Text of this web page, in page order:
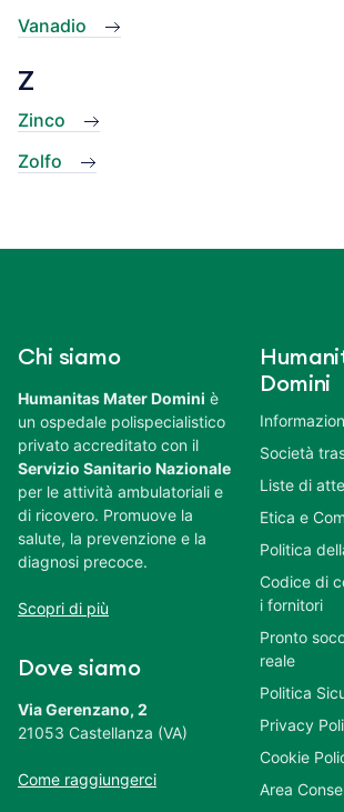
Vanadio
Z
Zinco
Zolfo
Chi siamo
Humanitas Mater Domini è
un ospedale polispecialistico
privato accreditato con il
Servizio Sanitario Nazionale
per le attività ambulatoriali e
di ricovero. Promuove la
salute, la prevenzione e la
diagnosi precoce.
Scopri di più
Dove siamo
Via Gerenzano, 2
21053 Castellanza (VA)
Come raggiungerci
Domini
Società
Liste di
Etica e
Politica
Codice di
i fornitori
Pronto
reale
Politica
Privacy
Cookie
Area